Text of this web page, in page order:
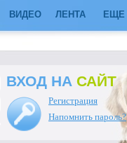
ВИДЕО ЛЕНТА ЕЩЕ
ВХОД НА САЙТ
Регистрация
Напомнить пароль?